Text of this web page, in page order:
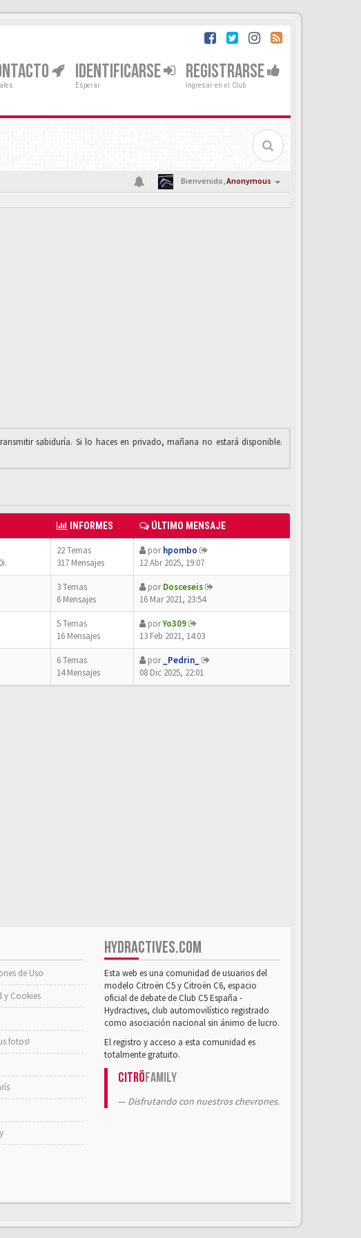
IDENTIFICARSE
Esperar
REGISTRARSE
Ingresar en el Club
Bienvenido,Anonymous
sabiduría. Si lo haces en privado, mañana no estará disponible.
INFORMES ÚLTIMO MENSAJE
22 Temas
317 Mensajes
porhpombo
12 Abr 2025, 19:07
3 Temas
6 Mensajes
porDosceseis
16 Mar 2021, 23:54
5 Temas
16 Mensajes
porYo309
13 Feb 2021, 14:03
6 Temas
14 Mensajes
por _Pedrin_
08 Dic 2025, 22:01
de Uso
y Cookies
fotos!
HYDRACTIVES.COM
Esta web es una comunidad de usuarios del
modelo Citroën C5 y Citroën C6, espacio
oficial de debate de Club C5 España -
Hydractives, club automovilístico registrado
como asociación nacional sin ánimo de lucro.
El registro y acceso a esta comunidad es
totalmente gratuito.
CitröFamily
Disfrutando con nuestros chevrones.